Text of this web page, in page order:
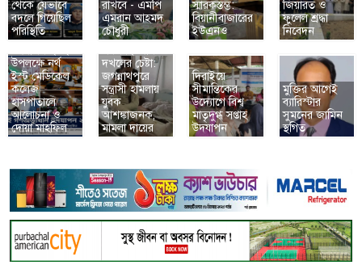
থেকে যেভাবে
বদলে গিয়েছিল
পরিস্থিতি
রাখবে - এমপি
এমরান আহমদ
চৌধুরী
স্মারকস্তম্ভ:
বিয়ানীবাজারের
ইউএনও
জিয়ারত ও
ফুলেল শ্রদ্ধা
নিবেদন
জুলাই
গণঅভ্যুত্থান
উপলক্ষে নর্থ
ইস্ট মেডিকেল
কলেজ
হাসপাতালে
আলোচনা ও
দোয়া মাহফিল
প্রবাসীর মৃত্যুর
দখলের চেষ্টা:
জগন্নাথপুরে
সন্ত্রাসী হামলায়
যুবক
আশঙ্কাজনক,
মামলা দায়ের
দিরাইয়ে
সীমান্তিকের
উদ্যোগে বিশ্ব
মাতৃদুগ্ধ সপ্তাহ
উদযাপন
মুক্তির আগেই
ব্যারিস্টার
সুমনের জামিন
স্থগিত